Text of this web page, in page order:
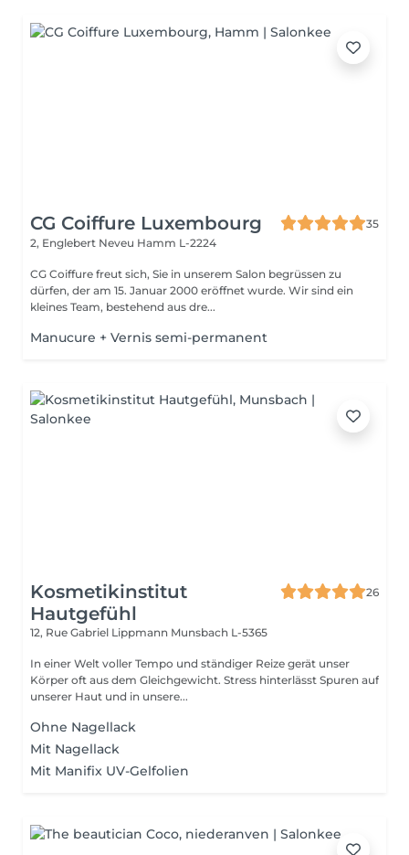
CG Coiffure Luxembourg
35
2, Englebert Neveu Hamm L-2224
CG Coiffure freut sich, Sie in unserem Salon begrüssen zu
dürfen, der am 15. Januar 2000 eröffnet wurde. Wir sind ein
kleines Team, bestehend aus dre...
Manucure + Vernis semi-permanent
Kosmetikinstitut
Hautgefühl
26
12, Rue Gabriel Lippmann Munsbach L-5365
In einer Welt voller Tempo und ständiger Reize gerät unser
Körper oft aus dem Gleichgewicht. Stress hinterlässt Spuren auf
unserer Haut und in unsere...
Ohne Nagellack
Mit Nagellack
Mit Manifix UV-Gelfolien